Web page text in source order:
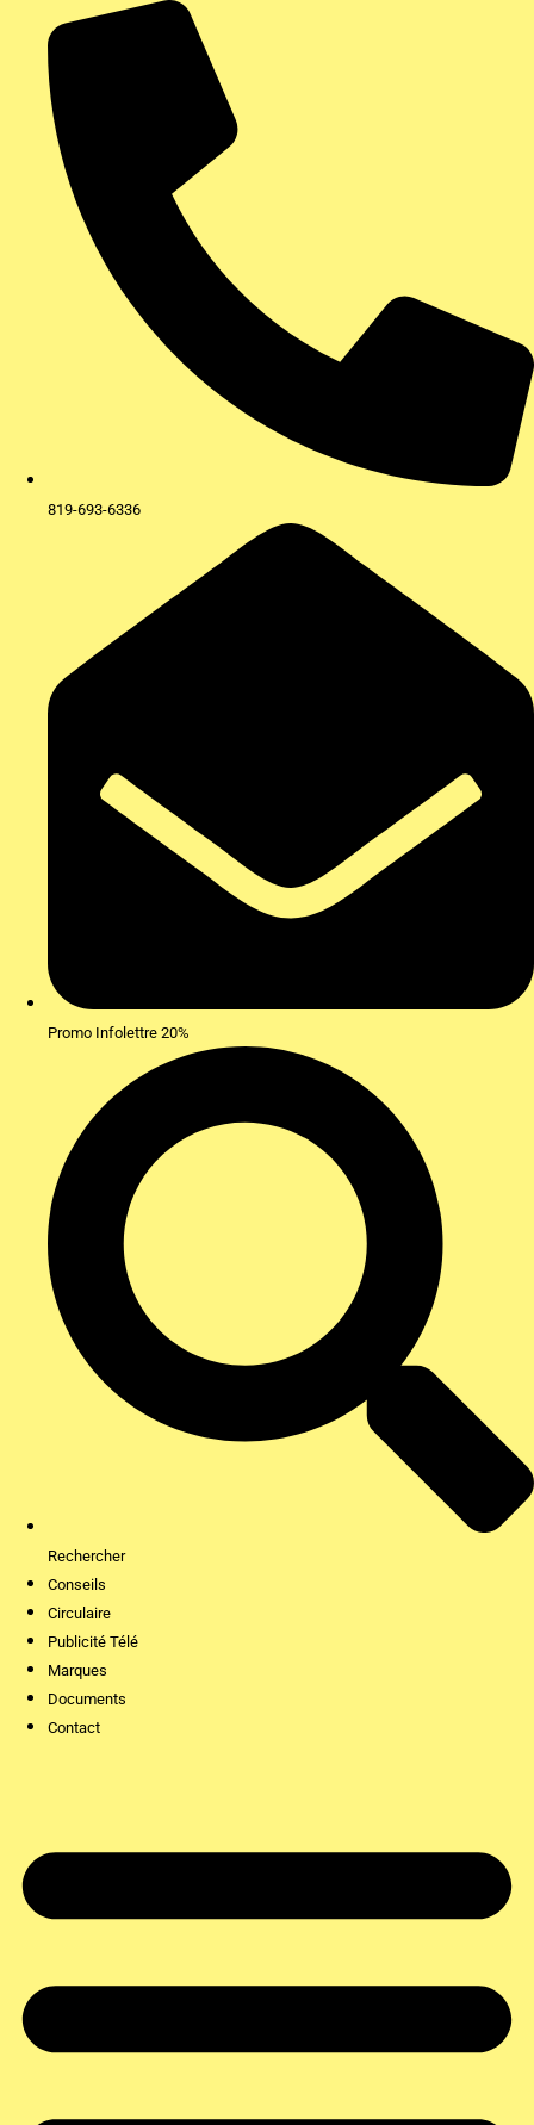
contenu
819-693-6336
Promo Infolettre 20%
Rechercher
Conseils
Circulaire
Publicité Télé
Marques
Documents
Contact